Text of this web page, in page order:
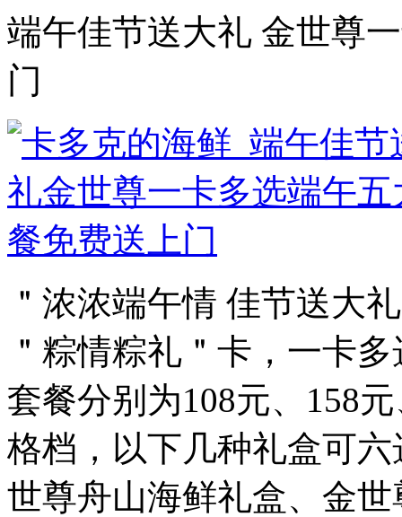
端午佳节送大礼 金世尊
门
＂浓浓端午情 佳节送大
＂粽情粽礼＂卡，一卡
套餐分别为108元、158
格档，以下几种礼盒可
世尊舟山海鲜礼盒、金